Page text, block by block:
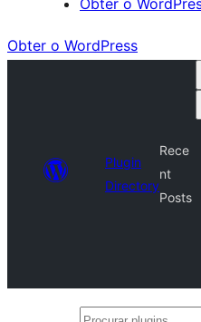
Obter o
Obter o WordPress
Plugin
Directory
Rece
nt
Posts